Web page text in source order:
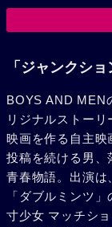
ある日、一人暮ら
権田権三（水澤
いつく。「ジャ
ていた。絶望した
校の同級生・田
楽しそうに昔話を
山が高校時代に
「ジャンクシ
BOYS AND MEN
リジナルストー
映画を作る自主映
投稿を続ける男、
青春物語。出演は
「ダブルミンツ
寸少女 マッチシ